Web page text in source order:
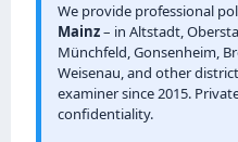
We provide professional
Mainz– in Altstadt,
Münchfeld, Gonsenheim,
Weisenau, and other
examiner since 2015.
confidentiality.